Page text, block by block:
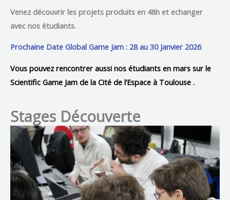
Venez découvrir les projets produits en 48h et echanger
avec nos étudiants.
Prochaine Date Global Game Jam : 28 au 30 Janvier 2026
Vous pouvez rencontrer aussi nos étudiants en mars sur le
Scientific Game Jam de la Cité de l’Espace à Toulouse .
Stages Découverte